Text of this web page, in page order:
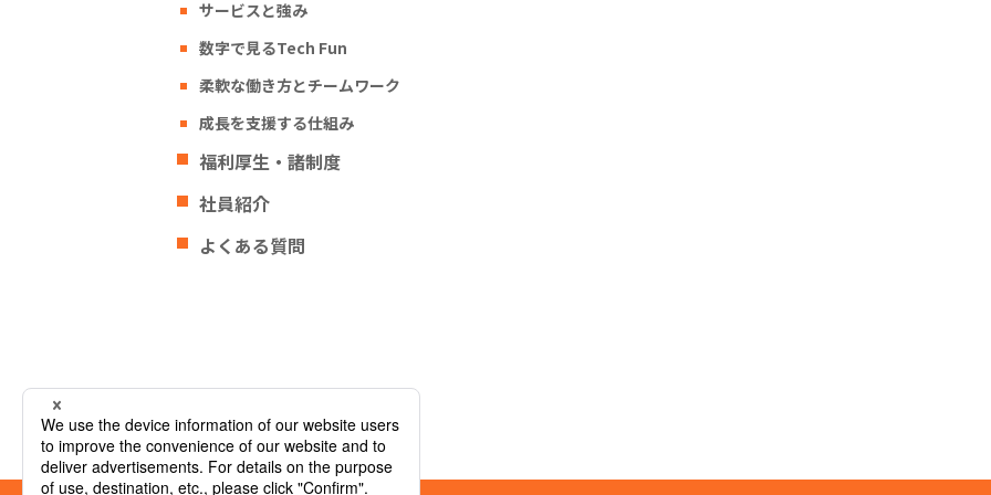
サービスと強み
数字で見るTech Fun
柔軟な働き方とチームワーク
成長を支援する仕組み
福利厚生・諸制度
社員紹介
よくある質問